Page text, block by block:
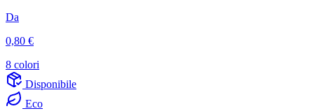
Da
0,80 €
8 colori
Disponibile
Eco